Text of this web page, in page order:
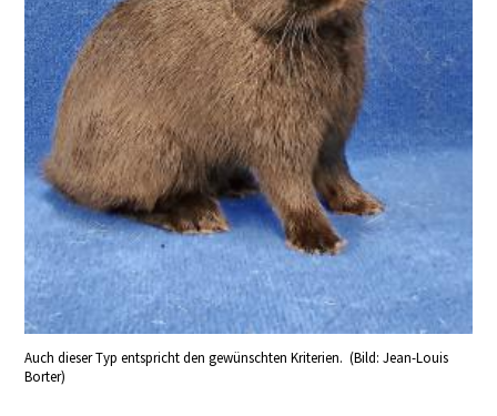
Auch dieser Typ entspricht den gewünschten Kriterien. (Bild: Jean-Louis
Borter)